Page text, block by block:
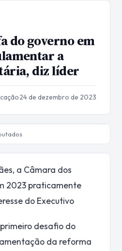
do governo em
a
diz líder
·24 de dezembro de 2023
a Câmara dos
2023 praticamente
do Executivo
desafio do
da reforma